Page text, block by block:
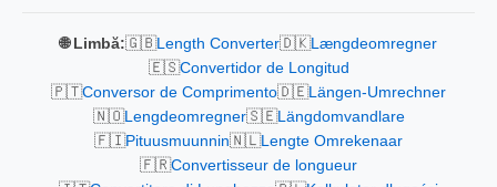
🌐 Limbă:🇬🇧Length Converter🇩🇰Længdeomregner
🇪🇸Convertidor de Longitud
🇵🇹Conversor de Comprimento🇩🇪Längen-Umrechner
🇳🇴Lengdeomregner🇸🇪Längdomvandlare
🇫🇮Pituusmuunnin🇳🇱Lengte Omrekenaar
🇫🇷Convertisseur de longueur